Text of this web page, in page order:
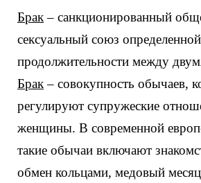
Брак– санкционированный
сексуальный союз определенной
продолжительности между
Брак– совокупность обычаев,
регулируют супружеские
женщины. В современной
такие обычаи включают
обмен кольцами, медовый